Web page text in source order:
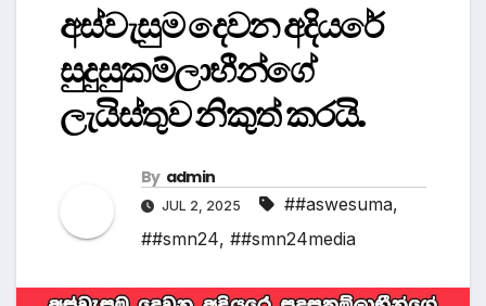
අස්වැසුම දෙවන අදියරේ
සුදුසුකම්ලාභීන්ගේ
ලැයිස්තුව නිකුත් කරයි.
By admin
JUL 2, 2025 ##aswesuma,
##smn24, ##smn24media